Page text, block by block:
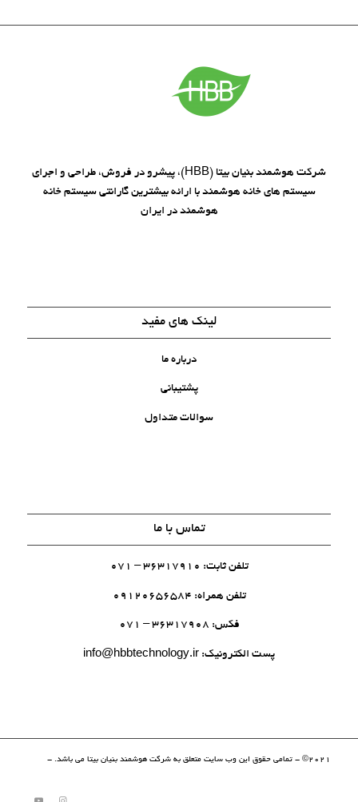
شرکت هوشمند بنیان بیتا (HBB)، پیشرو در فروش، طراحی و اجرای
سیستم های خانه هوشمند با ارائه بیشترین گارانتی سیستم خانه
هوشمند در ایران
لینک های مفید
درباره ما
پشتیبانی
سوالات متداول
تماس با ما
تلفن ثابت: 36317910 – 071
تلفن همراه: 09120656584
فکس: 36317908 – 071
پست الکترونیک: info@hbbtechnology.ir
2021© - تمامی حقوق این وب سایت متعلق به شرکت هوشمند بنیان بیتا می باشد. -